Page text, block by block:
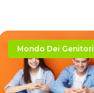
Mondo Dei Genitori